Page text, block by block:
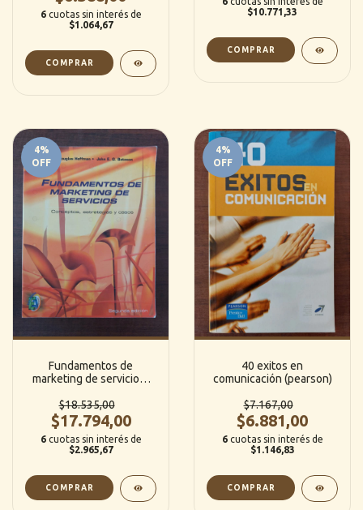
6 cuotas sin interés de
$1.064,67
$10.771,33
4%
OFF
Fundamentos de
marketing de servicios-
$18.535,00
$17.794,00
6 cuotas sin interés de
$2.965,67
4%
OFF
40 exitos en
comunicación (pearson)
$7.167,00
$6.881,00
6 cuotas sin interés de
$1.146,83